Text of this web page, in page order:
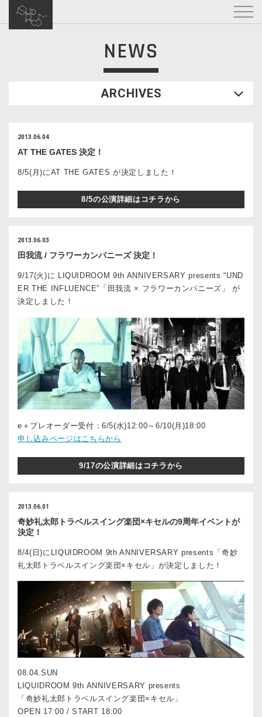
NEWS
ARCHIVES
2013.06.04
AT THE GATES 決定！
8/5(月)にAT THE GATES が決定しました！
8/5の公演詳細はコチラから
2013.06.03
田我流 / フラワーカンパニーズ 決定！
9/17(火)に LIQUIDROOM 9th ANNIVERSARY presents “UND
ER THE INFLUENCE”「田我流 × フラワーカンパニーズ」 が
決定しました！
e＋プレオーダー受付：6/5(水)12:00～6/10(月)18:00
申し込みページはこちらから
9/17の公演詳細はコチラから
2013.06.01
奇妙礼太郎トラベルスイング楽団×キセルの9周年イベントが
決定！
8/4(日)にLIQUIDROOM 9th ANNIVERSARY presents「奇妙
礼太郎トラベルスイング楽団×キセル」が決定しました！
08.04.SUN
LIQUIDROOM 9th ANNIVERSARY presents
「奇妙礼太郎トラベルスイング楽団×キセル」
OPEN 17:00 / START 18:00